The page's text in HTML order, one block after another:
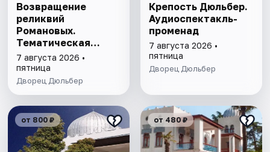
Возвращение
реликвий
Романовых.
Тематическая
экскурсия
7 августа 2026 •
пятница
Дворец Дюльбер
Крепость Дюльбер.
Аудиоспектакль-
променад
7 августа 2026 •
пятница
Дворец Дюльбер
от 800 ₽ от 480 ₽